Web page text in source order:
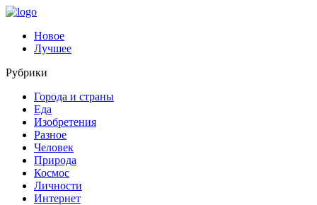
Новое
Лучшее
Рубрики
Города и страны
Еда
Изобретения
Разное
Человек
Природа
Космос
Личности
Интернет